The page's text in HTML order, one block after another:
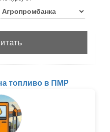
топливо в ПМР